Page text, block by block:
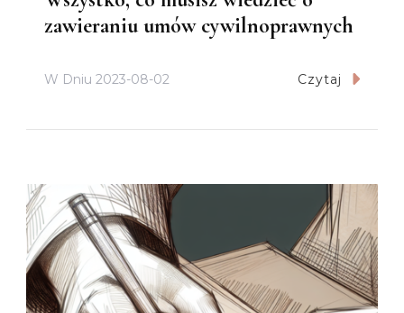
zawieraniu umów cywilnoprawnych
W Dniu 2023-08-02 Czytaj